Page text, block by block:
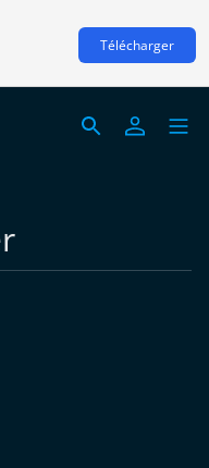
Télécharger